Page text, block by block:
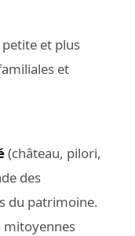
et plus
et
(château, pilori,
des
du patrimoine.
mitoyennes